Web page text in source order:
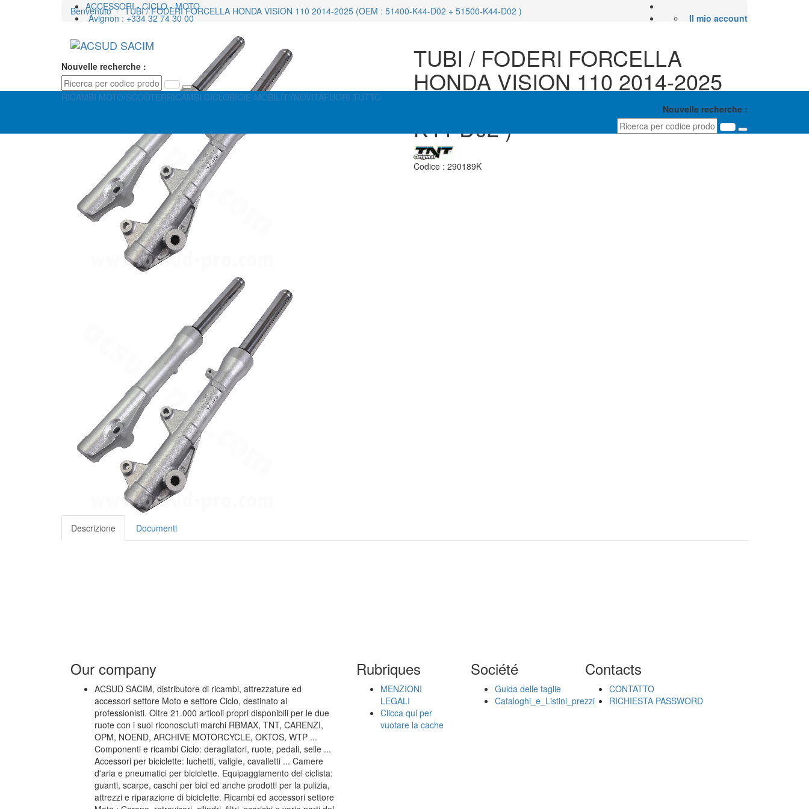
ACCESSORI - CICLO - MOTO
Avignon : +334 32 74 30 00
Il mio account
Nouvelle recherche :
RICAMBI MOTO/SCOOTERRICAMBI CICLOBICIE-MOBILITYNOVITAFUORI TUTTO
Nouvelle recherche :
Benvenuto TUBI / FODERI FORCELLA HONDA VISION 110 2014-2025 (OEM : 51400-K44-D02 + 51500-K44-D02 )
TUBI / FODERI FORCELLA
HONDA VISION 110 2014-2025
(OEM : 51400-K44-D02 + 51500-
K44-D02 )
Codice : 290189K
Descrizione Documenti
Our company
ACSUD SACIM, distributore di ricambi, attrezzature ed
accessori settore Moto e settore Ciclo, destinato ai
professionisti. Oltre 21.000 articoli propri disponibili per le due
ruote con i suoi riconosciuti marchi RBMAX, TNT, CARENZI,
OPM, NOEND, ARCHIVE MOTORCYCLE, OKTOS, WTP ...
Componenti e ricambi Ciclo: deragliatori, ruote, pedali, selle ...
Accessori per biciclette: luchetti, valigie, cavalletti ... Camere
d'aria e pneumatici per biciclette. Equipaggiamento del ciclista:
guanti, scarpe, caschi per bici ed anche prodotti per la pulizia,
attrezzi e riparazione di biciclette. Ricambi ed accessori settore
Rubriques
MENZIONI
LEGALI
Clicca qui per
vuotare la cache
Société
Guida delle taglie
Cataloghi_e_Listini_prezzi
Contacts
CONTATTO
RICHIESTA PASSWORD